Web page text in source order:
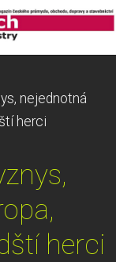
nejednotná
herci
herci